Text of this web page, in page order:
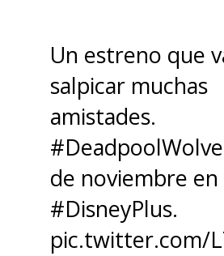
Un estreno que
salpicar muchas
amistades.
de noviembre en
#DisneyPlus.
pic.twitter.com/